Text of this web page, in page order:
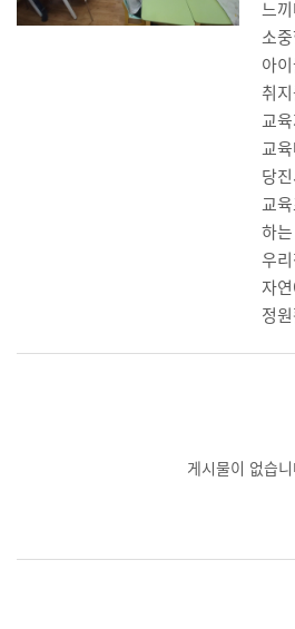
느
소
아
취
교
교
당
교
하
우
자
정
게시물이 없습